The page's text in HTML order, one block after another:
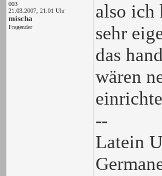
003
21.03.2007, 21:01 Uhr
mischa
Fragender
also ich
sehr
das
wären
--
Latein